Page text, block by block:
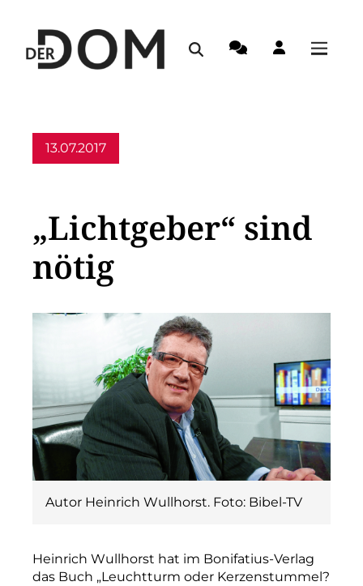
13.07.2017
„Lichtgeber“ sind
nötig
Autor Heinrich Wullhorst. Foto: Bibel-TV
Heinrich Wullhorst hat im Bonifatius-Verlag
das Buch „Leuchtturm oder Kerzenstummel?